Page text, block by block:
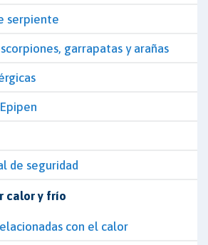
serpiente
garrapatas y arañas
de seguridad
calor y frío
con el calor